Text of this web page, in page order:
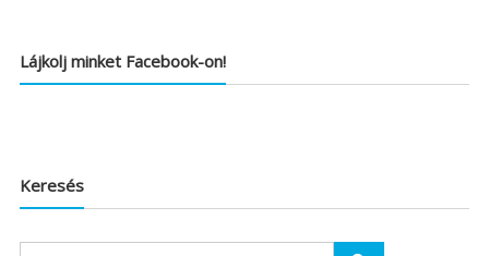
Lájkolj minket Facebook-on!
Keresés